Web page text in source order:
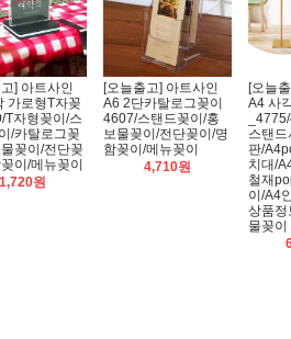
] 아트사인
가로형T자꽂
T자형꽂이/스
/카탈로그꽂
꽂이/전단꽂
이/메뉴꽂이
1,720원
[오늘출고] 아트사인
A6 2단카탈로그꽂이
4607/스탠드꽂이/홍
보물꽂이/전단꽂이/명
함꽂이/메뉴꽂이
4,710원
[오늘
A4 사
스탠
판/
치대/
철재
이/A4
상품정
물꽂이